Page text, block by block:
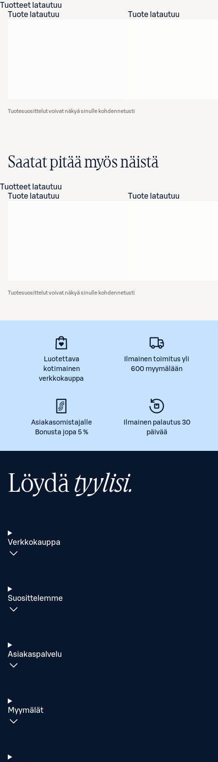
Tuotteet latautuu
Tuote latautuu
Tuote latautuu
Tuotesuosittelut voivat näkyä sinulle kohdennetusti
Saatat pitää myös näistä
Tuotteet latautuu
Tuote latautuu
Tuote latautuu
Tuotesuosittelut voivat näkyä sinulle kohdennetusti
Luotettava
kotimainen
verkkokauppa
Ilmainen toimitus yli
600 myymälään
Asiakasomistajalle
Bonusta jopa 5 %
Ilmainen palautus 30
päivää
Löydätyylisi.
Verkkokauppa
Suosittelemme
Asiakaspalvelu
Myymälät